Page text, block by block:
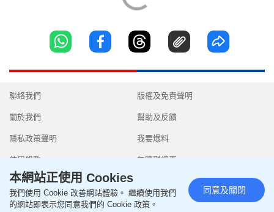
聯絡我們
關於我們
隱私政策聲明
使用條款
版權及免責聲明
幫助及反饋
我要爆料
無障礙網頁
Copyright © 2026 SingTao Ltd.All rights reserved.
本網站正使用 Cookies
我們使用 Cookie 改善網站體驗。 繼續使用我們
的網站即表示您同意我們的 Cookie 政策。
同意及關閉